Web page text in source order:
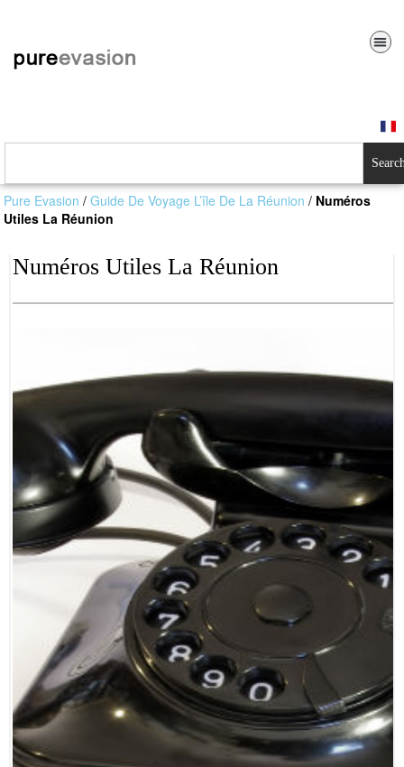
Pure Evasion /Guide De Voyage L’île De La Réunion / Numéros
Utiles La Réunion
Numéros Utiles La Réunion